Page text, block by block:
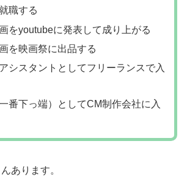
職する
をyoutubeに発表して成り上がる
を映画祭に出品する
シスタントとしてフリーランスで入
番下っ端）としてCM制作会社に入
あります。